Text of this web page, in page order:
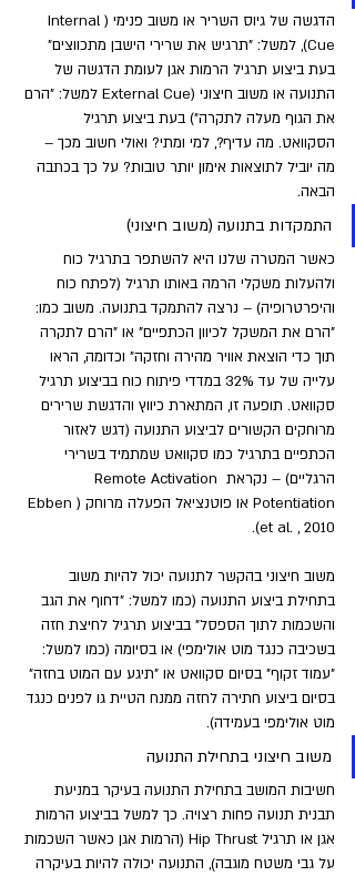
הדגשה של גיוס השריר או משוב פנימי (Internal
Cue), למשל: "תרגיש את שרירי הישבן מתכווצים"
בעת ביצוע תרגיל הרמות אגן לעומת הדגשה של
התנועה או משוב חיצוני (External Cue למשל: "הרם
את הגוף מעלה לתקרה") בעת ביצוע תרגיל
הסקוואט. מה עדיף?, למי ומתי? ואולי חשוב מכך –
מה יוביל לתוצאות אימון יותר טובות? על כך בכתבה
הבאה.
התמקדות בתנועה (משוב חיצוני)
כאשר המטרה שלנו היא להשתפר בתרגיל כוח
ולהעלות משקלי הרמה באותו תרגיל (לפתח כוח
והיפרטרופיה) – נרצה להתמקד בתנועה. משוב כמו:
"הרם את המשקל לכיוון הכתפיים" או "הרם לתקרה
תוך כדי הוצאת אוויר מהירה וחזקה" וכדומה, הראו
עלייה של עד 32% במדדי פיתוח כוח בביצוע תרגיל
סקוואט. תופעה זו, המתארת כיווץ והדגשת שרירים
מרוחקים הקשורים לביצוע התנועה (דגש לאזור
הכתפיים בתרגיל כמו סקוואט שמתמיד בשרירי
הרגליים) – נקראת Remote Activation
Potentiation או פוטנציאל הפעלה מרוחק (Ebben
et al. , 2010).
משוב חיצוני בהקשר לתנועה יכול להיות משוב
בתחילת ביצוע התנועה (כמו למשל: "דחוף את הגב
והשכמות לתוך הספסל" בביצוע תרגיל לחיצת חזה
בשכיבה כנגד מוט אולימפי) או בסיומה (כמו למשל:
"עמוד זקוף" בסיום סקוואט או "תיגע עם המוט בחזה"
בסיום ביצוע חתירה לחזה ממנח הטיית גו לפנים כנגד
מוט אולימפי בעמידה).
משוב חיצוני בתחילת התנועה
חשיבות המושב בתחילת התנועה בעיקר במניעת
תבנית תנועה פחות רצויה. כך למשל בביצוע הרמות
אגן או תרגיל Hip Thrust (הרמות אגן כאשר השכמות
על גבי משטח מוגבה), התנועה יכולה להיות בעיקרה